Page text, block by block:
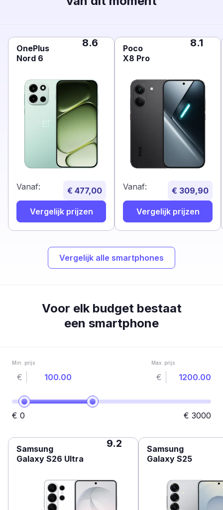
OnePlus
Nord 6
8.6
Vanaf: € 477,00
Vergelijk prijzen
Poco
X8 Pro
8.1
Vanaf: € 309,90
Vergelijk prijzen
Vergelijk alle smartphones
Voor elk budget bestaat
een smartphone
Min. prijs
€
Max. prijs
€
€ 0 € 3000
Samsung
Galaxy S26 Ultra
9.2
Samsung
Galaxy S25